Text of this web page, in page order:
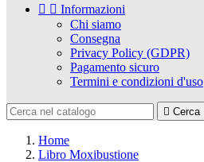
  Informazioni
Chi siamo
Consegna
Privacy Policy (GDPR)
Pagamento sicuro
Termini e condizioni d'uso
 Cerca
Home
Libro Moxibustione